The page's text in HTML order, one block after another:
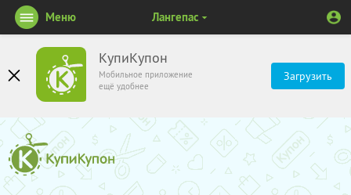
КупиКупон
Мобильное приложение
ещё удобнее
Загрузить
Меню Лангепас